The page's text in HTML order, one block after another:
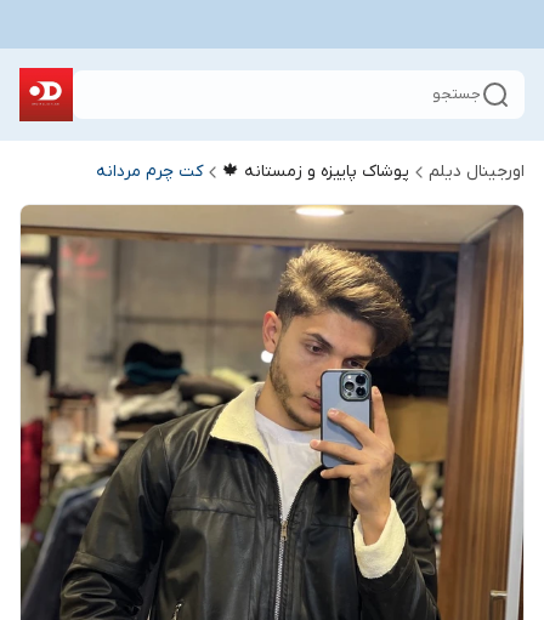
جستجو
اورجینال دیلم پوشاک پاییزه و زمستانه 🍁 کت چرم مردانه